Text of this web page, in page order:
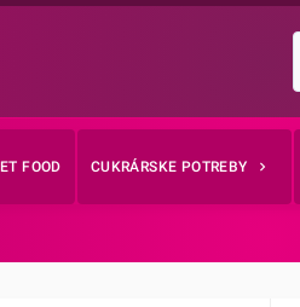
FOOD CUKRÁRSKE POTREBY